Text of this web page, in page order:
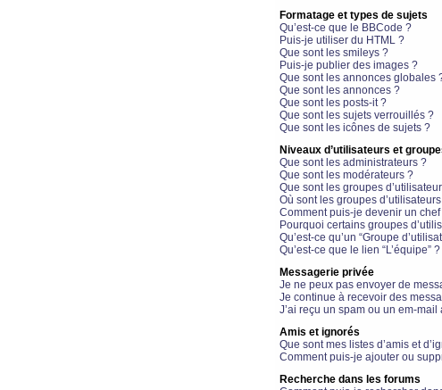
Formatage et types de sujets
Qu’est-ce que le BBCode ?
Puis-je utiliser du HTML ?
Que sont les smileys ?
Puis-je publier des images ?
Que sont les annonces globales
Que sont les annonces ?
Que sont les posts-it ?
Que sont les sujets verrouillés ?
Que sont les icônes de sujets ?
Niveaux d’utilisateurs et
Que sont les administrateurs ?
Que sont les modérateurs ?
Que sont les groupes
Où sont les groupes
Comment puis-je devenir un
Pourquoi certains groupes
Qu’est-ce qu’un “Groupe
Qu’est-ce que le lien “L’équipe” ?
Messagerie privée
Je ne peux pas envoyer de
Je continue à recevoir des
J’ai reçu un spam ou un em-
Amis et ignorés
Que sont mes listes d’amis et
Comment puis-je ajouter ou
Recherche dans les forums